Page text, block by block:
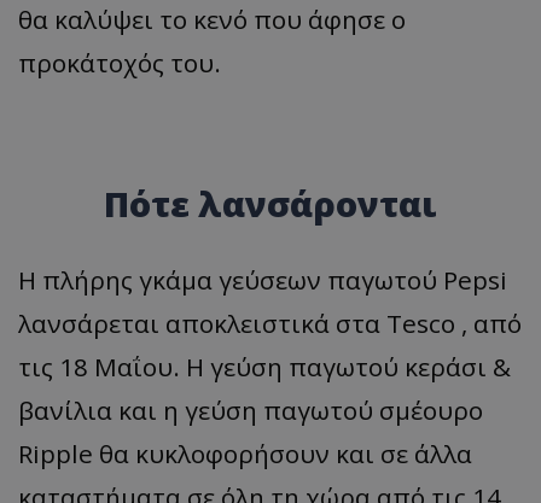
θα καλύψει το κενό που άφησε ο
προκάτοχός του.
Πότε λανσάρονται
Η πλήρης γκάμα γεύσεων παγωτού Pepsi
λανσάρεται αποκλειστικά στα Tesco , από
τις 18 Μαΐου. Η γεύση παγωτού κεράσι &
βανίλια και η γεύση παγωτού σμέουρο
Ripple θα κυκλοφορήσουν και σε άλλα